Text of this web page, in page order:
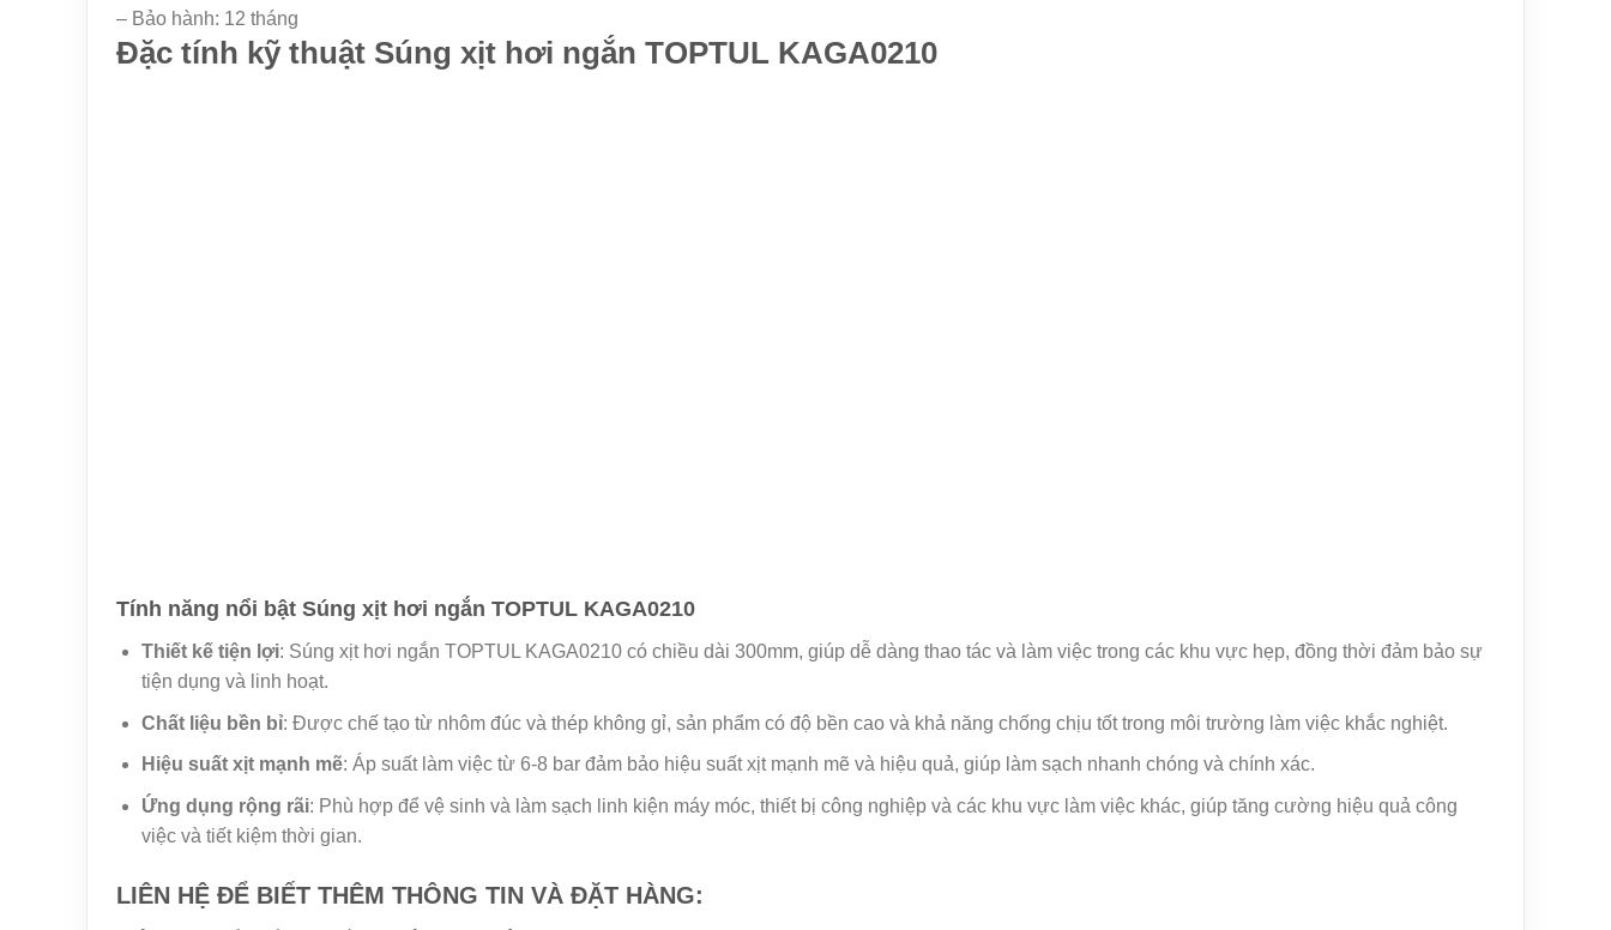
– Bảo hành: 12 tháng
Đặc tính kỹ thuật Súng xịt hơi ngắn TOPTUL KAGA0210
Tính năng nổi bật Súng xịt hơi ngắn TOPTUL KAGA0210
Thiết kế tiện lợi: Súng xịt hơi ngắn TOPTUL KAGA0210 có chiều dài 300mm, giúp dễ dàng thao tác và làm việc trong các khu vực hẹp, đồng thời đảm bảo sự
tiện dụng và linh hoạt.
Chất liệu bền bỉ: Được chế tạo từ nhôm đúc và thép không gỉ, sản phẩm có độ bền cao và khả năng chống chịu tốt trong môi trường làm việc khắc nghiệt.
Hiệu suất xịt mạnh mẽ: Áp suất làm việc từ 6-8 bar đảm bảo hiệu suất xịt mạnh mẽ và hiệu quả, giúp làm sạch nhanh chóng và chính xác.
Ứng dụng rộng rãi: Phù hợp để vệ sinh và làm sạch linh kiện máy móc, thiết bị công nghiệp và các khu vực làm việc khác, giúp tăng cường hiệu quả công
việc và tiết kiệm thời gian.
LIÊN HỆ ĐỂ BIẾT THÊM THÔNG TIN VÀ ĐẶT HÀNG: